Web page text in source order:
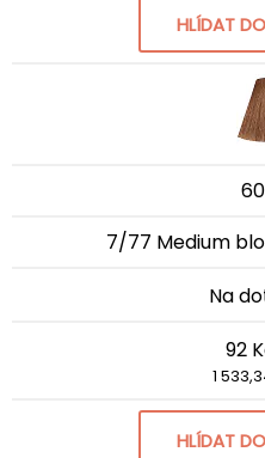
HLÍDAT
7/77 Medium
Na
92
1
HLÍDAT